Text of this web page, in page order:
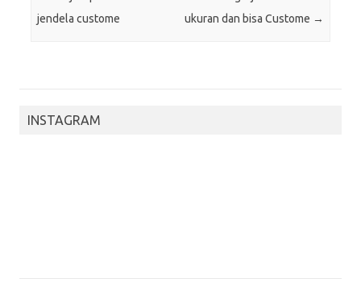
jendela custome
ukuran dan bisa Custome →
INSTAGRAM